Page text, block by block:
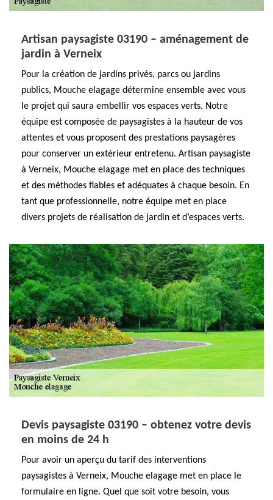
Artisan paysagiste 03190 – aménagement de
jardin à Verneix
Pour la création de jardins privés, parcs ou jardins
publics, Mouche elagage détermine ensemble avec vous
le projet qui saura embellir vos espaces verts. Notre
équipe est composée de paysagistes à la hauteur de vos
attentes et vous proposent des prestations paysagères
pour conserver un extérieur entretenu. Artisan paysagiste
à Verneix, Mouche elagage met en place des techniques
et des méthodes fiables et adéquates à chaque besoin. En
tant que professionnelle, notre équipe met en place
divers projets de réalisation de jardin et d’espaces verts.
Devis paysagiste 03190 – obtenez votre devis
en moins de 24 h
Pour avoir un aperçu du tarif des interventions
paysagistes à Verneix, Mouche elagage met en place le
formulaire en ligne. Quel que soit votre besoin, vous